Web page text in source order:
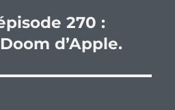
270 :
d’Apple.